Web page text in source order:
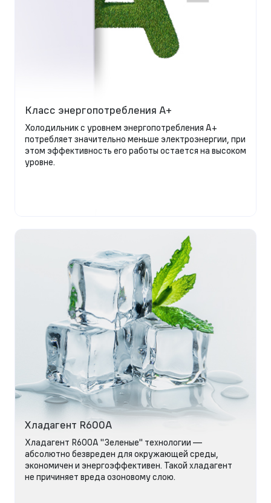
Класс энергопотребления A+
Холодильник с уровнем энергопотребления А+
потребляет значительно меньше электроэнергии, при
этом эффективность его работы остается на высоком
уровне.
Хладагент R600A
Хладагент R600A "Зеленые" технологии —
абсолютно безвреден для окружающей среды,
экономичен и энергоэффективен. Такой хладагент
не причиняет вреда озоновому слою.